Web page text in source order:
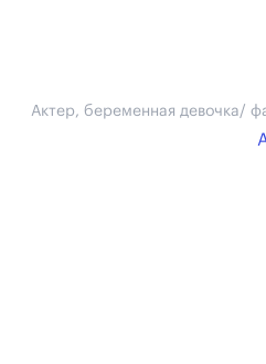
Актер, беременная девочка/